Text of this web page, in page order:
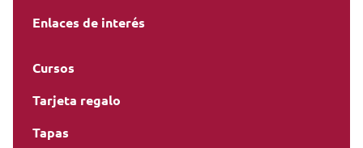
Enlaces de interés
Cursos
Tarjeta regalo
Tapas